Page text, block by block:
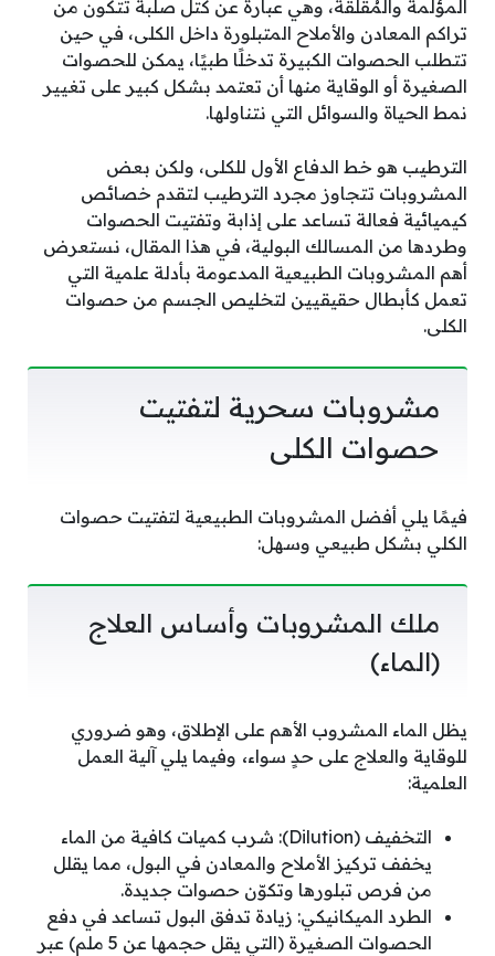
المؤلمة والمُقلقة، وهي عبارة عن كتل صلبة تتكون من
تراكم المعادن والأملاح المتبلورة داخل الكلى، في حين
تتطلب الحصوات الكبيرة تدخلًا طبيًا، يمكن للحصوات
الصغيرة أو الوقاية منها أن تعتمد بشكل كبير على تغيير
نمط الحياة والسوائل التي نتناولها.
الترطيب هو خط الدفاع الأول للكلى، ولكن بعض
المشروبات تتجاوز مجرد الترطيب لتقدم خصائص
كيميائية فعالة تساعد على إذابة وتفتيت الحصوات
وطردها من المسالك البولية، في هذا المقال، نستعرض
أهم المشروبات الطبيعية المدعومة بأدلة علمية التي
تعمل كأبطال حقيقيين لتخليص الجسم من حصوات
الكلى.
مشروبات سحرية لتفتيت
حصوات الكلى
فيمًا يلي أفضل المشروبات الطبيعية لتفتيت حصوات
الكلي بشكل طبيعي وسهل:
ملك المشروبات وأساس العلاج
(الماء)
يظل الماء المشروب الأهم على الإطلاق، وهو ضروري
للوقاية والعلاج على حدٍ سواء، وفيما يلي آلية العمل
العلمية:
التخفيف (Dilution): شرب كميات كافية من الماء
يخفف تركيز الأملاح والمعادن في البول، مما يقلل
من فرص تبلورها وتكوّن حصوات جديدة.
الطرد الميكانيكي: زيادة تدفق البول تساعد في دفع
الحصوات الصغيرة (التي يقل حجمها عن 5 ملم) عبر